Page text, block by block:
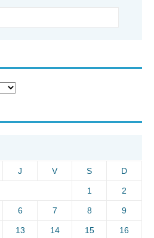
J V S D
1 2
6 7 8 9
13 14 15 16